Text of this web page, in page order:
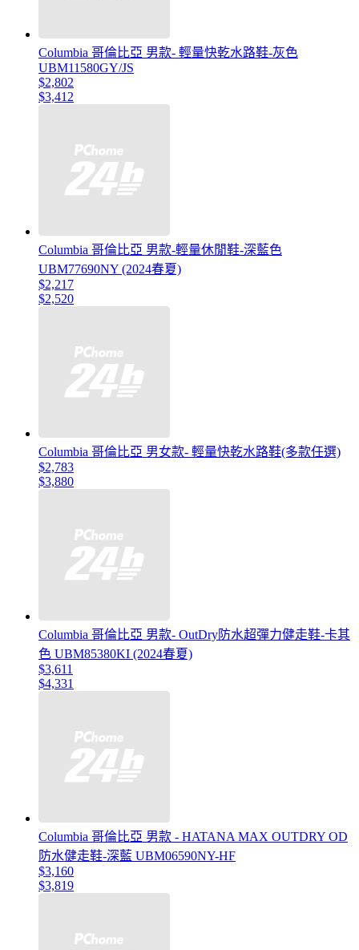
Columbia 哥倫比亞 男款- 輕量快乾水路鞋-灰色
UBM11580GY/JS
$2,802
$3,412
Columbia 哥倫比亞 男款-輕量休閒鞋-深藍色
UBM77690NY (2024春夏)
$2,217
$2,520
Columbia 哥倫比亞 男女款- 輕量快乾水路鞋(多款任選)
$2,783
$3,880
Columbia 哥倫比亞 男款- OutDry防水超彈力健走鞋-卡其
色 UBM85380KI (2024春夏)
$3,611
$4,331
Columbia 哥倫比亞 男款 - HATANA MAX OUTDRY OD
防水健走鞋-深藍 UBM06590NY-HF
$3,160
$3,819